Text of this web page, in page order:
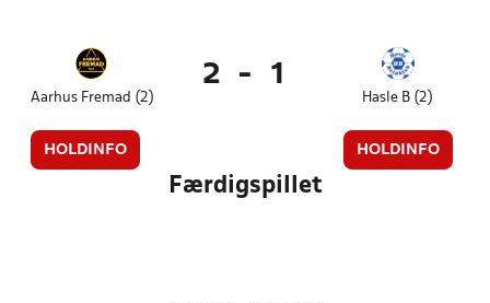
Aarhus Fremad (2)
HOLDINFO
2 - 1
Hasle B (2)
HOLDINFO
Færdigspillet